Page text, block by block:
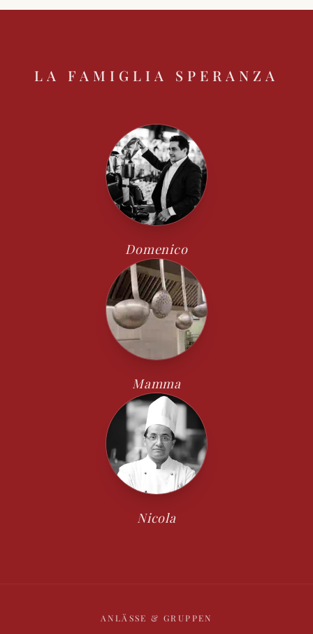
LA FAMIGLIA SPERANZA
Domenico
Mamma
Nicola
ANLÄSSE & GRUPPEN